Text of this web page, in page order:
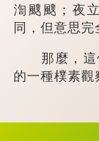
渹颼颼；夜
同，但意思完
那麼，這
的一種樸素